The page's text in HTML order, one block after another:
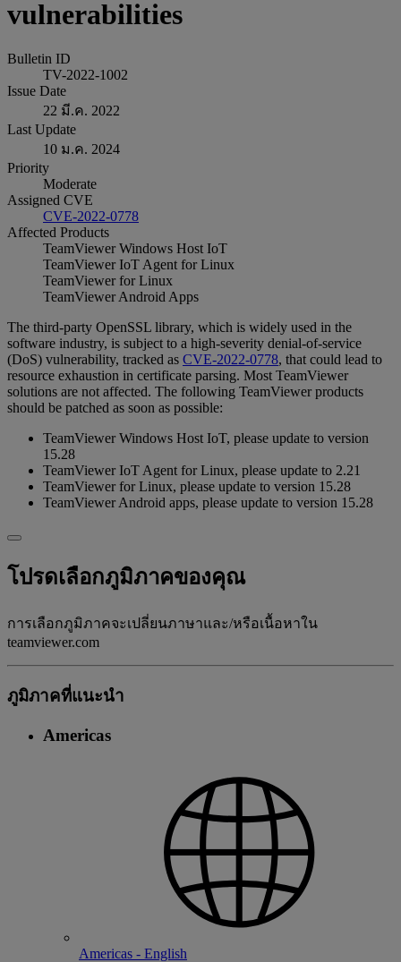
vulnerabilities
Bulletin ID
TV-2022-1002
Issue Date
22 มี.ค. 2022
Last Update
10 ม.ค. 2024
Priority
Moderate
Assigned CVE
CVE-2022-0778
Affected Products
TeamViewer Windows Host IoT
TeamViewer IoT Agent for Linux
TeamViewer for Linux
TeamViewer Android Apps
The third-party OpenSSL library, which is widely used in the
software industry, is subject to a high-severity denial-of-service
(DoS) vulnerability, tracked as CVE-2022-0778, that could lead to
resource exhaustion in certificate parsing. Most TeamViewer
solutions are not affected. The following TeamViewer products
should be patched as soon as possible:
TeamViewer Windows Host IoT, please update to version
15.28
TeamViewer IoT Agent for Linux, please update to 2.21
TeamViewer for Linux, please update to version 15.28
TeamViewer Android apps, please update to version 15.28
โปรดเลือกภูมิภาคของคุณ
การเลือกภูมิภาคจะเปลี่ยนภาษาและ/หรือเนื้อหาใน
teamviewer.com
ภูมิภาคที่แนะนํา
Americas
Americas - English